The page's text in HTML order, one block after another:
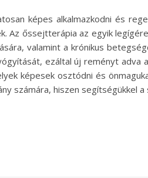
képes alkalmazkodni és
Az őssejtterápia az egyik
valamint a krónikus
ezáltal új reményt
képesek osztódni és
számára, hiszen segítségükkel